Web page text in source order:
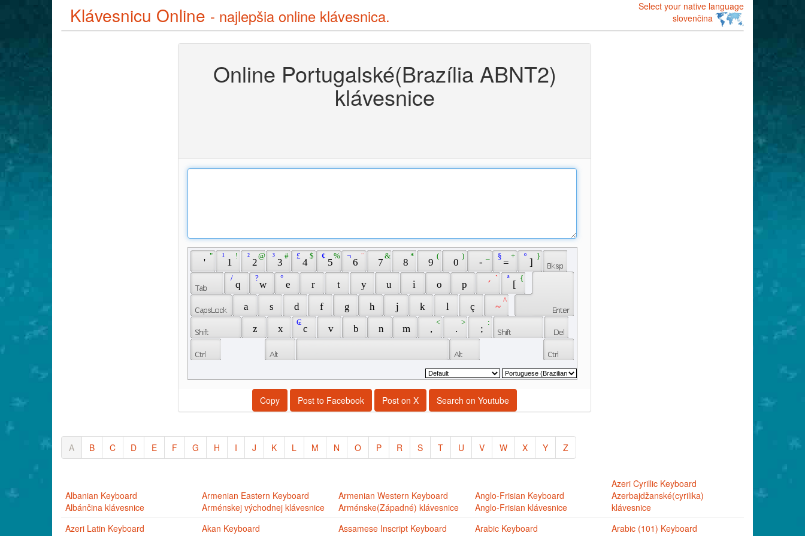
Klávesnicu Online - najlepšia online klávesnica.
Select your native language
slovenčina
Online Portugalské(Brazília ABNT2)
klávesnice
'
"
1
!
¹
2
@
²
3
#
³
4
$
£
5
%
¢
6
¨
¬
7
&
8
*
9
(
0
)
- =
+
§
]
}
º
q
/
w
?
e
°
r t y u i o p ´
`
[
{
ª
a s d f g h j k l ç ~
^
z x c
₢
v b n m ,
<
.
>
;
:
Copy Post to Facebook Post on X Search on Youtube
A B C D E F G H I J K L M N O P R S T U V W X Y Z
Albanian Keyboard
Albánčina klávesnice
Armenian Eastern Keyboard
Arménskej východnej klávesnice
Armenian Western Keyboard
Arménske(Západné) klávesnice
Anglo-Frisian Keyboard
Anglo-Frisian klávesnice
Azeri Cyrillic Keyboard
Azerbajdžanské(cyrilika)
klávesnice
Azeri Latin Keyboard
Akan Keyboard
Assamese Inscript Keyboard
Arabic Keyboard
Arabic (101) Keyboard